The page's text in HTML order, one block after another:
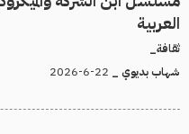
العربية
ثقافة_
شهاب بديوي _